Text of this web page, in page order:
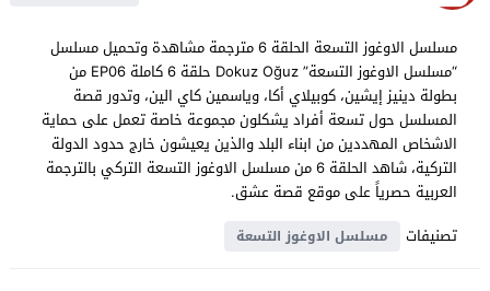
مسلسل الاوغوز التسعة الحلقة 6 مترجمة مشاهدة وتحميل مسلسل
“مسلسل الاوغوز التسعة” Dokuz Oğuz حلقة 6 كاملة EP06 من
بطولة دينيز إيشين، كوبيلاي أكا، وياسمين كاي الين، وتدور قصة
المسلسل حول تسعة أفراد يشكلون مجموعة خاصة تعمل على حماية
الاشخاص المهددين من ابناء البلد والذين يعيشون خارج حدود الدولة
التركية، شاهد الحلقة 6 من مسلسل الاوغوز التسعة التركي بالترجمة
العربية حصرياً على موقع قصة عشق.
تصنيفات
مسلسل الاوغوز التسعة